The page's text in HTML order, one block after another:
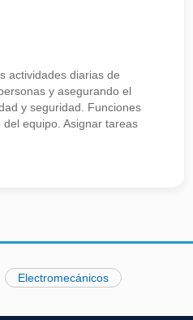
actividades diarias de
y asegurando el
y seguridad. Funciones
equipo. Asignar tareas
Electromecánicos